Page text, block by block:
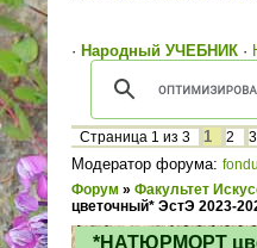
· Народный УЧЕБНИК ·
Страница 1 из 3 1 2 3
Модератор форума:
Форум » Факультет
цветочный* ЭстЭ 2023-
*НАТЮРМОРТ